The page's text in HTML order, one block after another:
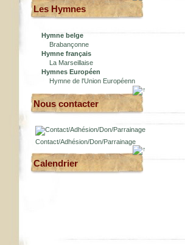
Les Hymnes
Hymne belge
Brabançonne
Hymne français
La Marseillaise
Hymnes Européen
Hymne de l'Union Européenn
Nous contacter
Contact/Adhésion/Don/Parrainage
Calendrier